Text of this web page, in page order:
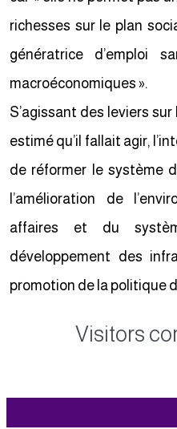
richesses sur le plan
génératrice d’emploi
macroéconomiques ».
S’agissant des leviers
estimé qu’il fallait agir,
de réformer le système
l’amélioration de
affaires et du
développement des
promotion de la politique
Visitors